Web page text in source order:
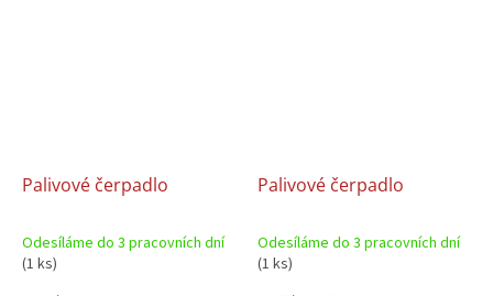
Palivové čerpadlo
Odesíláme do 3 pracovních dní
(1 ks)
Palivové čerpadlo
Odesíláme do 3 pracovních dní
(1 ks)